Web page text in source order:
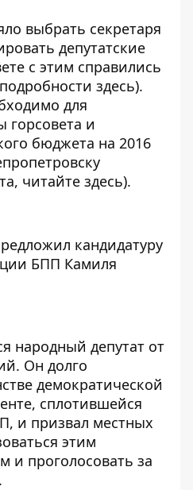
выбрать секретаря
депутатские
с этим справились
здесь).
для
горсовета и
бюджета на 2016
читайте здесь).
кандидатуру
БПП Камиля
народный депутат от
Он долго
демократической
сплотившейся
и призвал местных
этим
и проголосовать за